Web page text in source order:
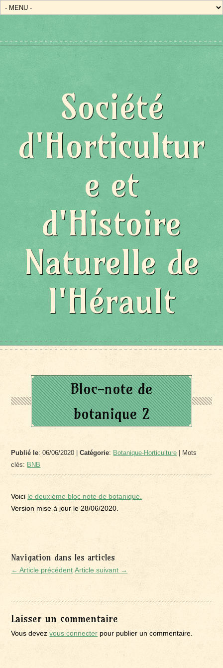
Société
d'Horticultur
e et
d'Histoire
Naturelle de
l'Hérault
Bloc-note de
botanique 2
Publié le: 06/06/2020 |Catégorie: Botanique-Horticulture | Mots
clés: BNB
Voici le deuxième bloc note de botanique.
Version mise à jour le 28/06/2020.
Navigation dans les articles
← Article précédent Article suivant →
Laisser un commentaire
Vous devezvous connecter pour publier un commentaire.